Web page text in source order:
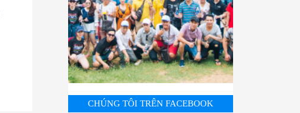
CHÚNG TÔI TRÊN FACEBOOK